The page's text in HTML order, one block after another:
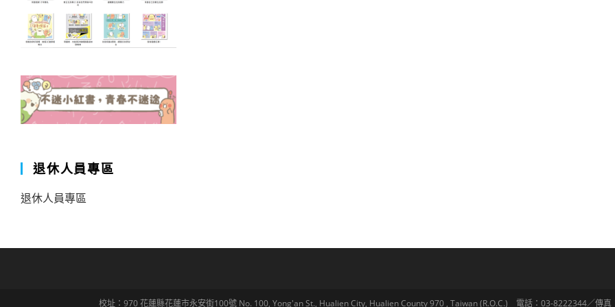
退休人員專區
退休人員專區
校址：970 花蓮縣花蓮市永安街100號 No. 100, Yong'an St., Hualien City, Hualien County 970 , Taiwan (R.O.C.) 電話：03-8222344／傳